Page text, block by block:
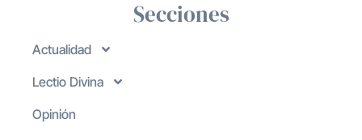
Secciones
Actualidad
Lectio Divina
Opinión